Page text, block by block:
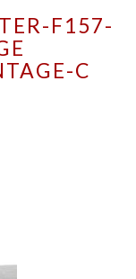
F157-
C